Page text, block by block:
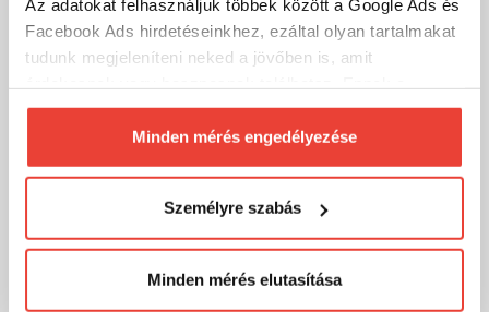
Az adatokat felhasználjuk többek között a Google Ads és
Facebook Ads hirdetéseinkhez, ezáltal olyan tartalmakat
tudunk megjeleníteni neked a jövőben is, amit
biztosításához arra kérünk, hogy engedd meg
számunkra minden mérés használatát.
Természetesensoha semmilyen formában nem fogunk
megváltoztathatod a döntésed ezzel kapcsolatban.
Előre is köszönjük!
Minden mérés engedélyezése
Személyre szabás
Minden mérés elutasítása